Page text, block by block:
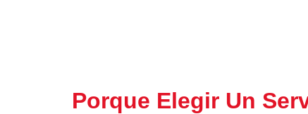
Porque Elegir Un